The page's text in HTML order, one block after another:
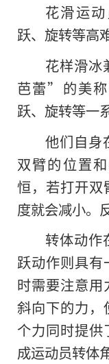
花滑运
跃、旋转等高
花样滑
芭蕾”的美
跃、旋转等一
他们自身
双臂的位置
恒，若打开双
度就会减小。
转体动作
跃动作则具有
时需要注意
斜向下的力，
个力同时提
成运动员转体